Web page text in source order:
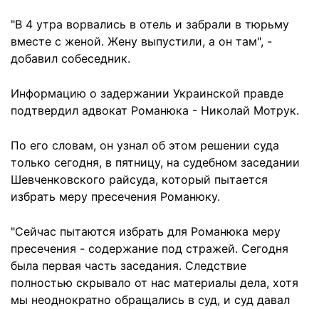
"В 4 утра ворвались в отель и забрали в тюрьму
вместе с женой. Жену выпустили, а он там", -
добавил собеседник.
Информацию о задержании Украинской правде
подтвердил адвокат Романюка - Николай Мотрук.
По его словам, он узнал об этом решении суда
только сегодня, в пятницу, на судебном заседании
Шевченковского райсуда, который пытается
избрать меру пресечения Романюку.
"Сейчас пытаются избрать для Романюка меру
пресечения - содержание под стражей. Сегодня
была первая часть заседания. Следствие
полностью скрывало от нас материалы дела, хотя
мы неоднократно обращались в суд, и суд давал